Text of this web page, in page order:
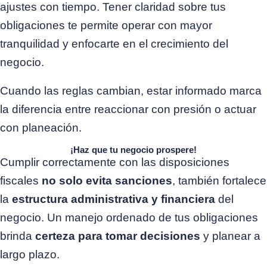
ajustes con tiempo. Tener claridad sobre tus
obligaciones te permite operar con mayor
tranquilidad y enfocarte en el crecimiento del
negocio.
Cuando las reglas cambian, estar informado marca
la diferencia entre reaccionar con presión o actuar
con planeación.
¡Haz que tu negocio prospere!
Cumplir correctamente con las disposiciones
fiscales no solo evita sanciones, también fortalece
la estructura administrativa y financiera del
negocio. Un manejo ordenado de tus obligaciones
brinda certeza para tomar decisiones y planear a
largo plazo.